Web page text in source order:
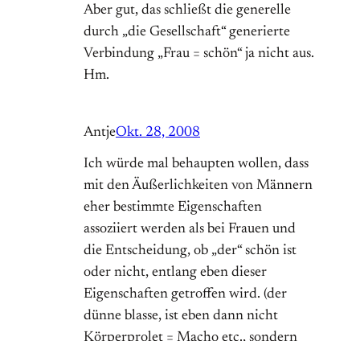
Aber gut, das schließt die generelle
durch „die Gesellschaft“ generierte
Verbindung „Frau = schön“ ja nicht aus.
Hm.
AntjeOkt. 28, 2008
Ich würde mal behaupten wollen, dass
mit den Äußerlichkeiten von Männern
eher bestimmte Eigenschaften
assoziiert werden als bei Frauen und
die Entscheidung, ob „der“ schön ist
oder nicht, entlang eben dieser
Eigenschaften getroffen wird. (der
dünne blasse, ist eben dann nicht
Körperprolet = Macho etc., sondern